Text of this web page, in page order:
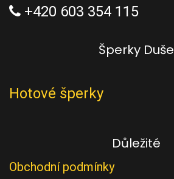
+420 603 354 115
Šperky Duše
Hotové šperky
Důležité
Obchodní podmínky